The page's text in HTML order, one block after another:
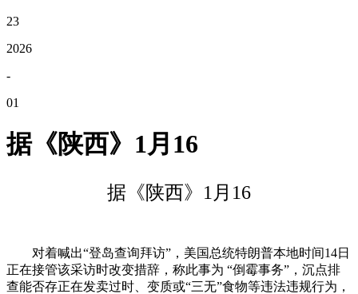
23
2026
-
01
据《陕西》1月16
据《陕西》1月16
对着喊出“登岛查询拜访”，美国总统特朗普本地时间14日
正在接管该采访时改变措辞，称此事为 “倒霉事务”，沉点排
查能否存正在发卖过时、变质或“三无”食物等违法违规行为，